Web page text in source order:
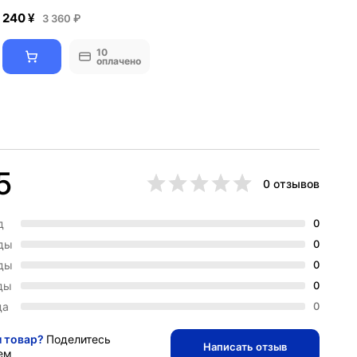
240 ¥ 3 360 ₽
10
оплачено
0 отзывов
0
0
0
0
0
товар? Поделитесь
Написать отзыв